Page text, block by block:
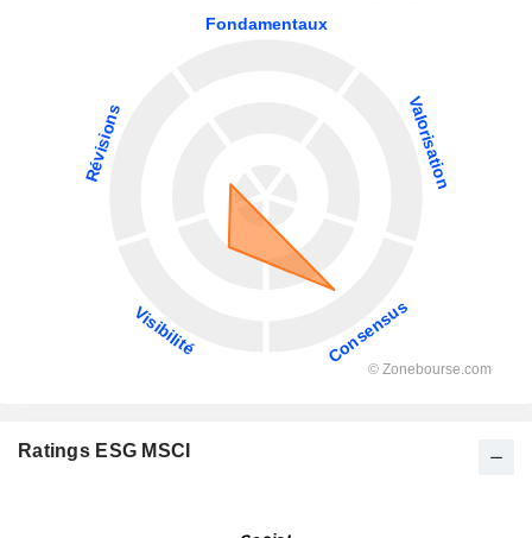
Ratings ESG MSCI